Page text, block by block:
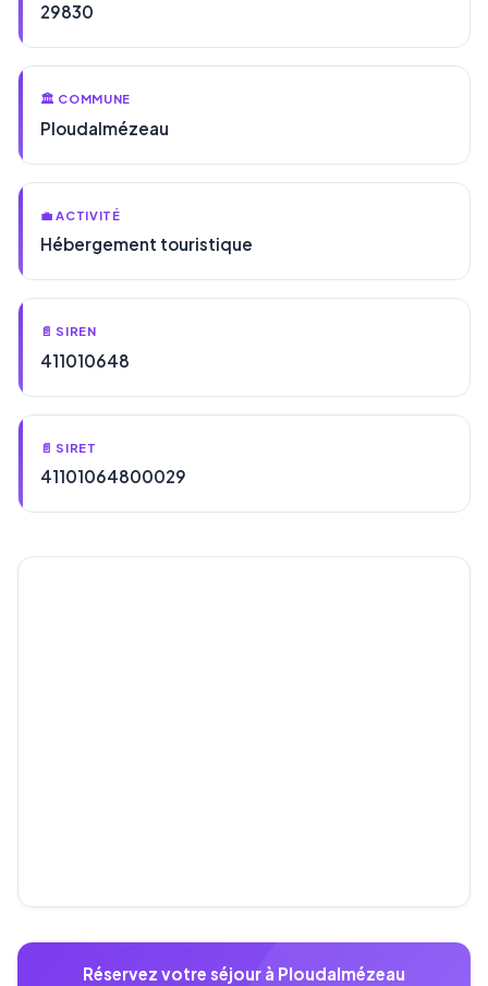
29830
🏛️ COMMUNE
Ploudalmézeau
💼 ACTIVITÉ
Hébergement touristique
📄 SIREN
411010648
📄 SIRET
41101064800029
Réservez votre séjour à Ploudalmézeau